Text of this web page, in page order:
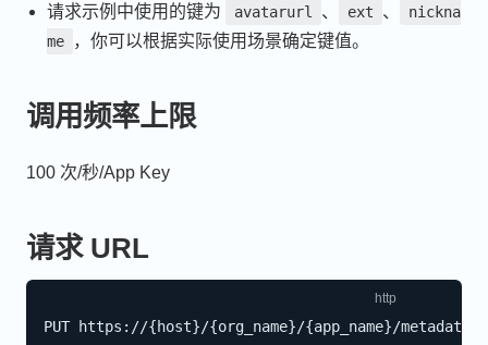
请求示例中使用的键为
avatarurl 、 ext 、
nickna
me
，你可以根据实际使用场景确定键值。
调用频率上限
100 次/秒/App Key
请求 URL